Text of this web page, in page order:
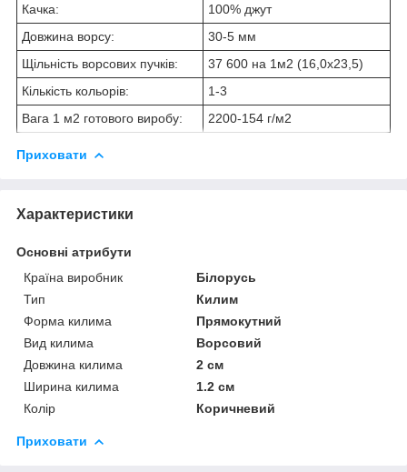
Качка:
100% джут
Довжина ворсу:
30-5 мм
Щільність ворсових пучків:
37 600 на 1м2 (16,0х23,5)
Кількість кольорів:
1-3
Вага 1 м2 готового виробу: 2200-154 г/м2
Приховати
Характеристики
Основні атрибути
Країна виробник
Білорусь
Тип
Килим
Форма килима
Прямокутний
Вид килима
Ворсовий
Довжина килима
2 см
Ширина килима
1.2 см
Колір
Коричневий
Приховати